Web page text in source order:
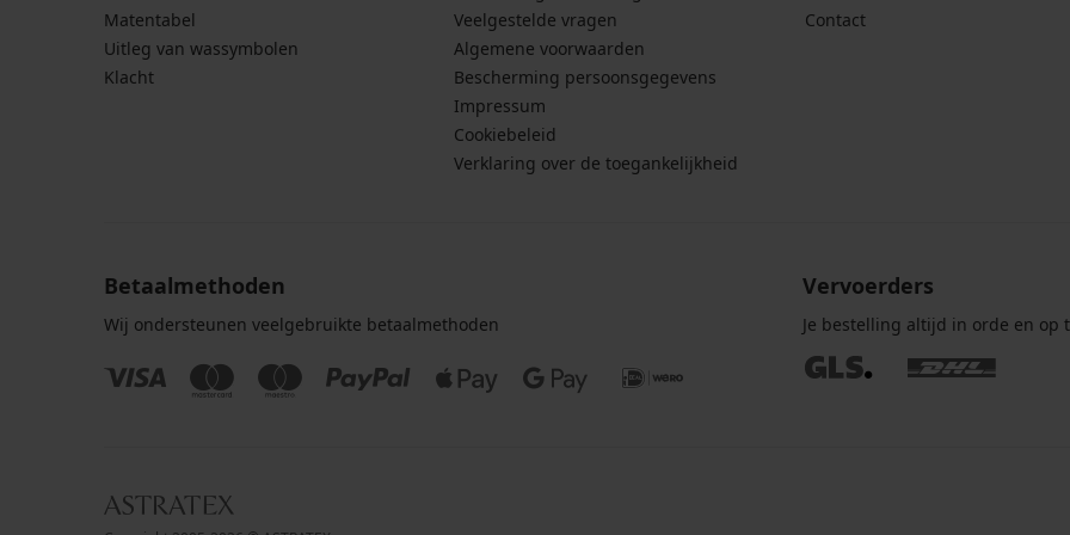
Matentabel
Uitleg van wassymbolen
Klacht
Veelgestelde vragen
Algemene voorwaarden
Bescherming persoonsgegevens
Impressum
Cookiebeleid
Verklaring over de toegankelijkheid
Contact
Betaalmethoden
Wij ondersteunen veelgebruikte betaalmethoden
Vervoerders
Je bestelling altijd in orde en op